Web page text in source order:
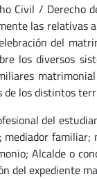
Civil / Derecho
las relativas
del
los diversos
de los distintos
del
Alcalde o
del expediente